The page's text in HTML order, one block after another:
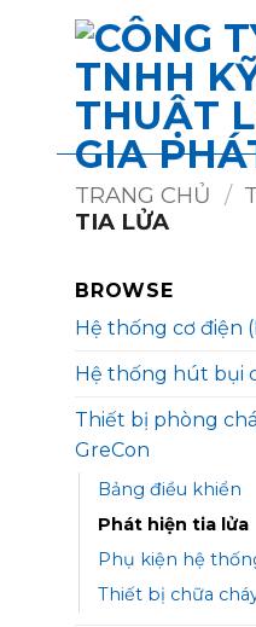
TRANG CHỦ /
TIA LỬA
BROWSE
Hệ thống cơ điện
Hệ thống hút bụi
Thiết bị phòng
GreCon
Bảng điều khiển
Phát hiện tia lửa
Phụ kiện hệ
Thiết bị chữa